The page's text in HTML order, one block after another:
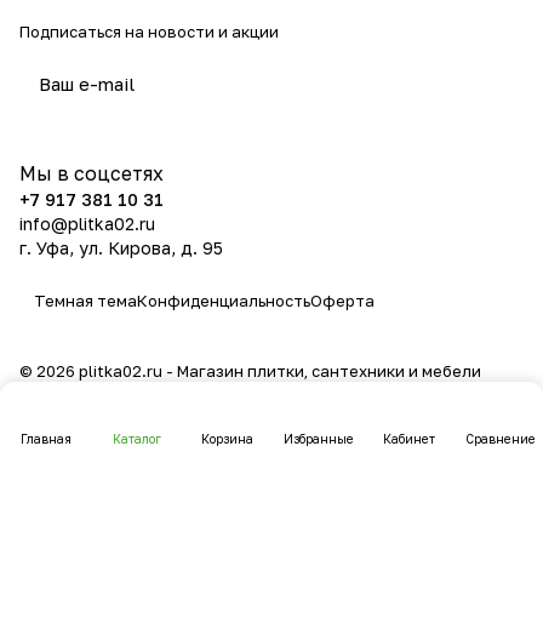
Главная Каталог Корзина Избранные Кабинет Сравнение
Подписаться на новости и акции
Мы в соцсетях
+7 917 381 10 31
info@plitka02.ru
г. Уфа, ул. Кирова, д. 95
Темная темаКонфиденциальностьОферта
© 2026 plitka02.ru - Магазин плитки, сантехники и мебели